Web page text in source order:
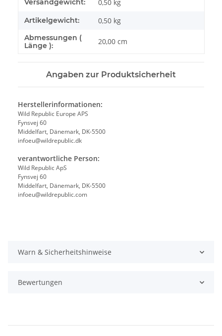
Versandgewicht: 0,50 kg
Artikelgewicht: 0,50 kg
Abmessungen (
Länge ):
20,00 cm
Angaben zur Produktsicherheit
Herstellerinformationen:
Wild Republic Europe APS
Fynsvej 60
Middelfart, Dänemark, DK-5500
infoeu@wildrepublic.dk
verantwortliche Person:
Wild Republic ApS
Fynsvej 60
Middelfart, Dänemark, DK-5500
infoeu@wildrepublic.com
Warn & Sicherheitshinweise
Bewertungen